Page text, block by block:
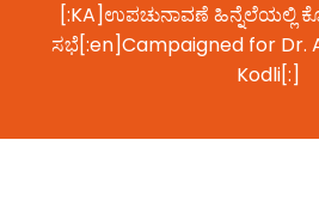
[:KA]ಉಪಚುನಾವಣೆ ಹಿನ್ನೆಲೆಯಲ್ಲಿ
ಸಭೆ[:en]Campaigned for Dr.
Kodli[:]